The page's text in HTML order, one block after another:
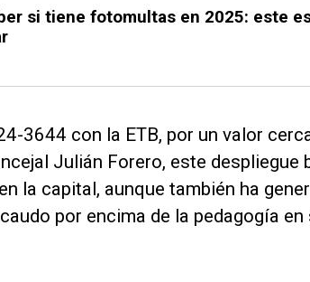
si tiene fotomultas en 2025: este
3644 con la ETB, por un valor
Julián Forero, este despliegue
la capital, aunque también ha
por encima de la pedagogía en